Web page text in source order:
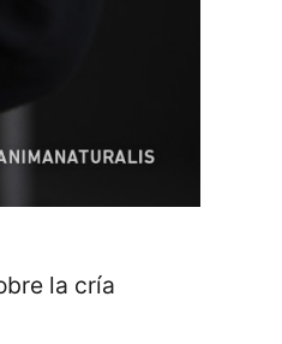
la cría